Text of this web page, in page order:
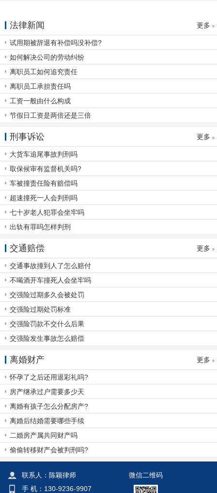
法律新闻 更多
试用期被辞退有补偿吗没补偿?
如何解决公司的劳动纠纷
离职员工如何追究责任
离职员工承担责任吗
工资一般由什么构成
节假日工资是两倍还是三倍
刑事诉讼 更多
大货车追尾事故判刑吗
取保候审有监督机关吗?
车被撞责任险有赔偿吗
超速撞死一人会判刑吗
七十岁老人犯罪会坐牢吗
出轨有罪吗怎样判刑
交通赔偿 更多
交通事故撞到人了怎么赔付
不喝酒开车撞死人会坐牢吗
交强险过期多久会被处罚
交强险过期处罚标准
交强险罚款不交什么后果
交强险发生事故怎么赔偿
离婚财产 更多
怀孕了之后还用退彩礼吗?
房产继承过户需要多少天
离婚有孩子怎么分配房产?
离婚后结婚需要哪些手续
二婚房产属共同财产吗
偷偷转移财产会被判刑吗?
联系人：陈颖律师
手 机：130-9236-9907
微信二维码